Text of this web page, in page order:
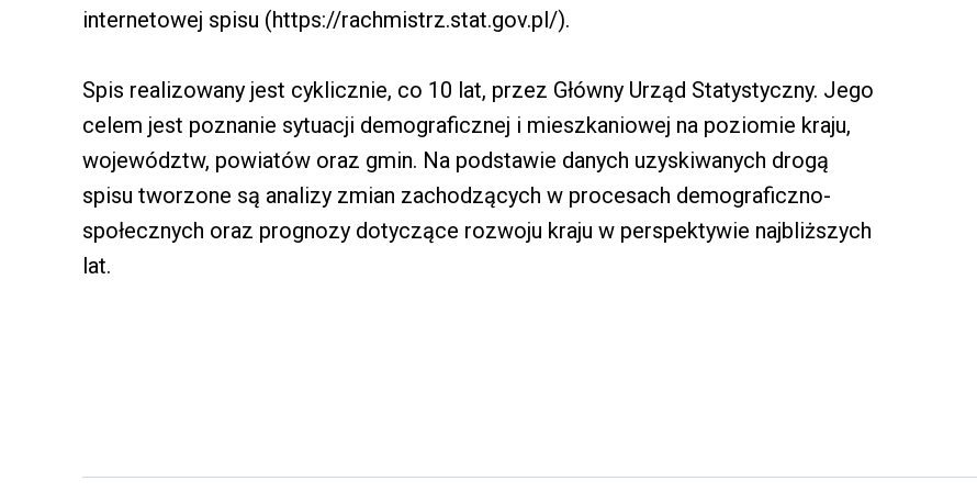
internetowej spisu (https://rachmistrz.stat.gov.pl/).
Spis realizowany jest cyklicznie, co 10 lat, przez Główny Urząd Statystyczny. Jego
celem jest poznanie sytuacji demograficznej i mieszkaniowej na poziomie kraju,
województw, powiatów oraz gmin. Na podstawie danych uzyskiwanych drogą
spisu tworzone są analizy zmian zachodzących w procesach demograficzno-
społecznych oraz prognozy dotyczące rozwoju kraju w perspektywie najbliższych
lat.